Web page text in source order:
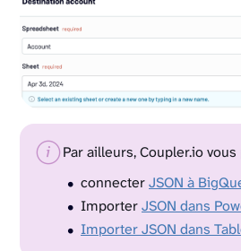
Par ailleurs, Coupler.io
connecterJSON à
ImporterJSON dans
Importer JSON dans